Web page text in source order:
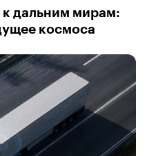
дальним мирам:
космоса